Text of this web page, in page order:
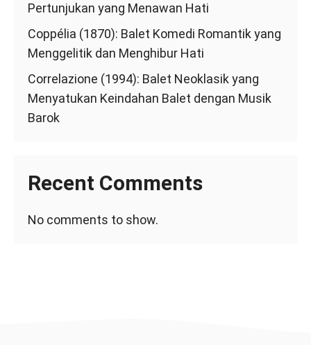
Pertunjukan yang Menawan Hati
Coppélia (1870): Balet Komedi Romantik yang
Menggelitik dan Menghibur Hati
Correlazione (1994): Balet Neoklasik yang
Menyatukan Keindahan Balet dengan Musik
Barok
Recent Comments
No comments to show.